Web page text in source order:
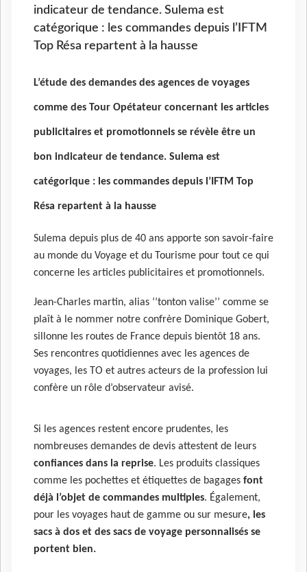
indicateur de tendance. Sulema est
catégorique : les commandes depuis l’IFTM
Top Résa repartent à la hausse
L’étude des demandes des agences de voyages
comme des Tour Opétateur concernant les articles
publicitaires et promotionnels se révèle être un
bon indicateur de tendance. Sulema est
catégorique : les commandes depuis l’IFTM Top
Résa repartent à la hausse
Sulema depuis plus de 40 ans apporte son savoir-faire
au monde du Voyage et du Tourisme pour tout ce qui
concerne les articles publicitaires et promotionnels.
Jean-Charles martin, alias ‘’tonton valise’’ comme se
plaît à le nommer notre confrère Dominique Gobert,
sillonne les routes de France depuis bientôt 18 ans.
Ses rencontres quotidiennes avec les agences de
voyages, les TO et autres acteurs de la profession lui
confère un rôle d’observateur avisé.
Si les agences restent encore prudentes, les
nombreuses demandes de devis attestent de leurs
confiances dans la reprise. Les produits classiques
comme les pochettes et étiquettes de bagages font
déjà l’objet de commandes multiples. Également,
pour les voyages haut de gamme ou sur mesure, les
sacs à dos et des sacs de voyage personnalisés se
portent bien.